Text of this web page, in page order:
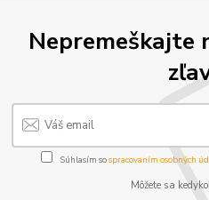
Nepremeškajte
Súhlasím sospracovaním osobných
Môžete sa